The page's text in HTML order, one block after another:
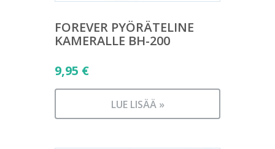
FOREVER PYÖRÄTELINE
KAMERALLE BH-200
9,95 €
LUE LISÄÄ »